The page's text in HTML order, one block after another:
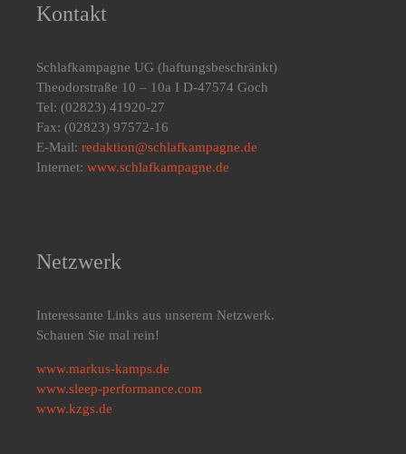
Kontakt
Schlafkampagne UG (haftungsbeschränkt)
Theodorstraße 10 – 10a I D-47574 Goch
Tel: (02823) 41920-27
Fax: (02823) 97572-16
E-Mail: redaktion@schlafkampagne.de
Internet: www.schlafkampagne.de
Netzwerk
Interessante Links aus unserem Netzwerk.
Schauen Sie mal rein!
www.markus-kamps.de
www.sleep-performance.com
www.kzgs.de